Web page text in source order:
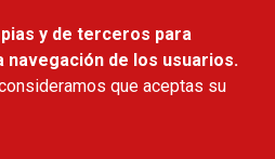
y de terceros para
navegación de los usuarios.
que aceptas su